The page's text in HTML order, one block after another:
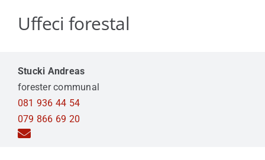
Uffeci forestal
Stucki Andreas
forester communal
081 936 44 54
079 866 69 20